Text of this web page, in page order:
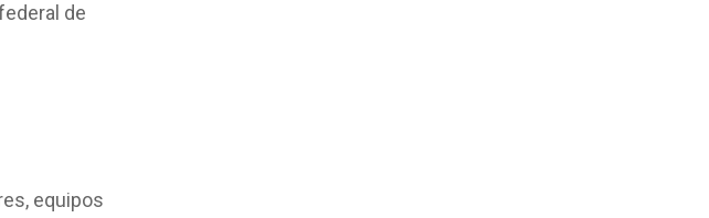
de
equipos